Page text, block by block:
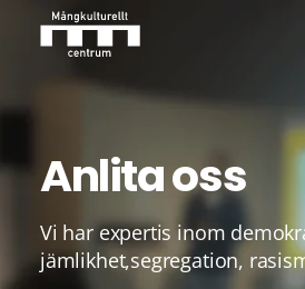
Anlita oss
Vi har expertis inom
jämlikhet,segregation,